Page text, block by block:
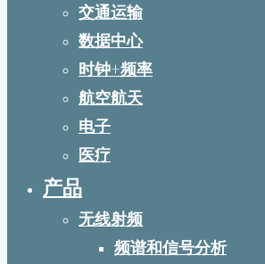
交通运输
数据中心
时钟+频率
航空航天
电子
医疗
产品
无线射频
频谱和信号分析